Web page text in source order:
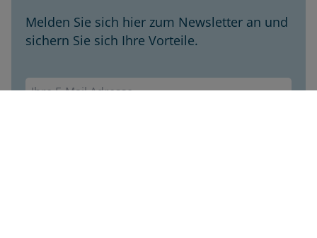
Melden Sie sich hier zum Newsletter an und
sichern Sie sich Ihre Vorteile.